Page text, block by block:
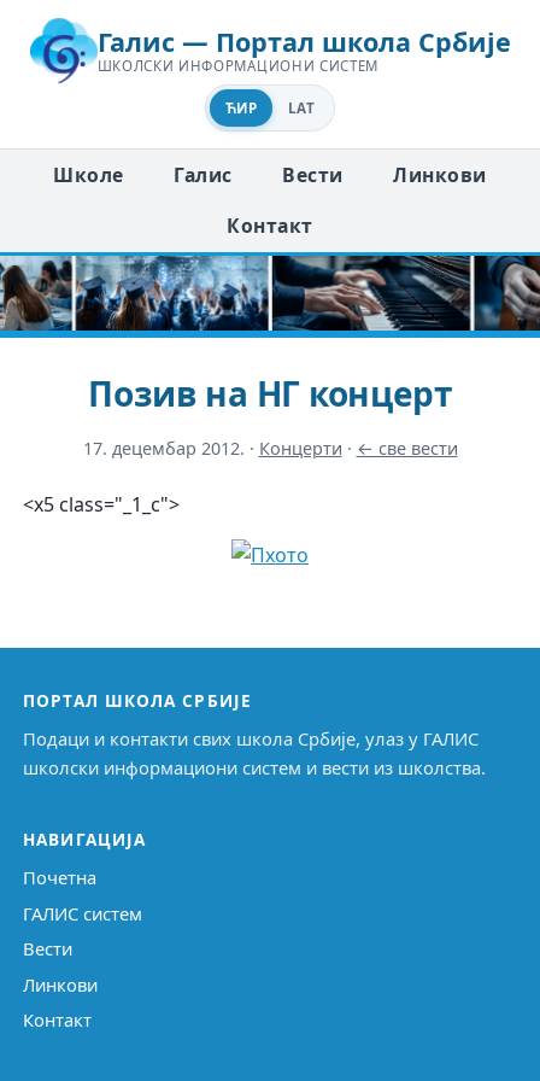
Галис — Портал школа Србије
ШКОЛСКИ ИНФОРМАЦИОНИ СИСТЕМ
ЋИР LAT
Школе Галис Вести
Линкови
Контакт
Позив на НГ концерт
17. децембар 2012. · Концерти · ← све вести
<х5 class="_1_с">
ПОРТАЛ ШКОЛА СРБИЈЕ
Подаци и контакти свих школа Србије, улаз у ГАЛИС
школски информациони систем и вести из школства.
НАВИГАЦИЈА
Почетна
ГАЛИС систем
Вести
Линкови
Контакт